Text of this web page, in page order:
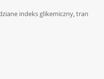
indeks glikemiczny,tran